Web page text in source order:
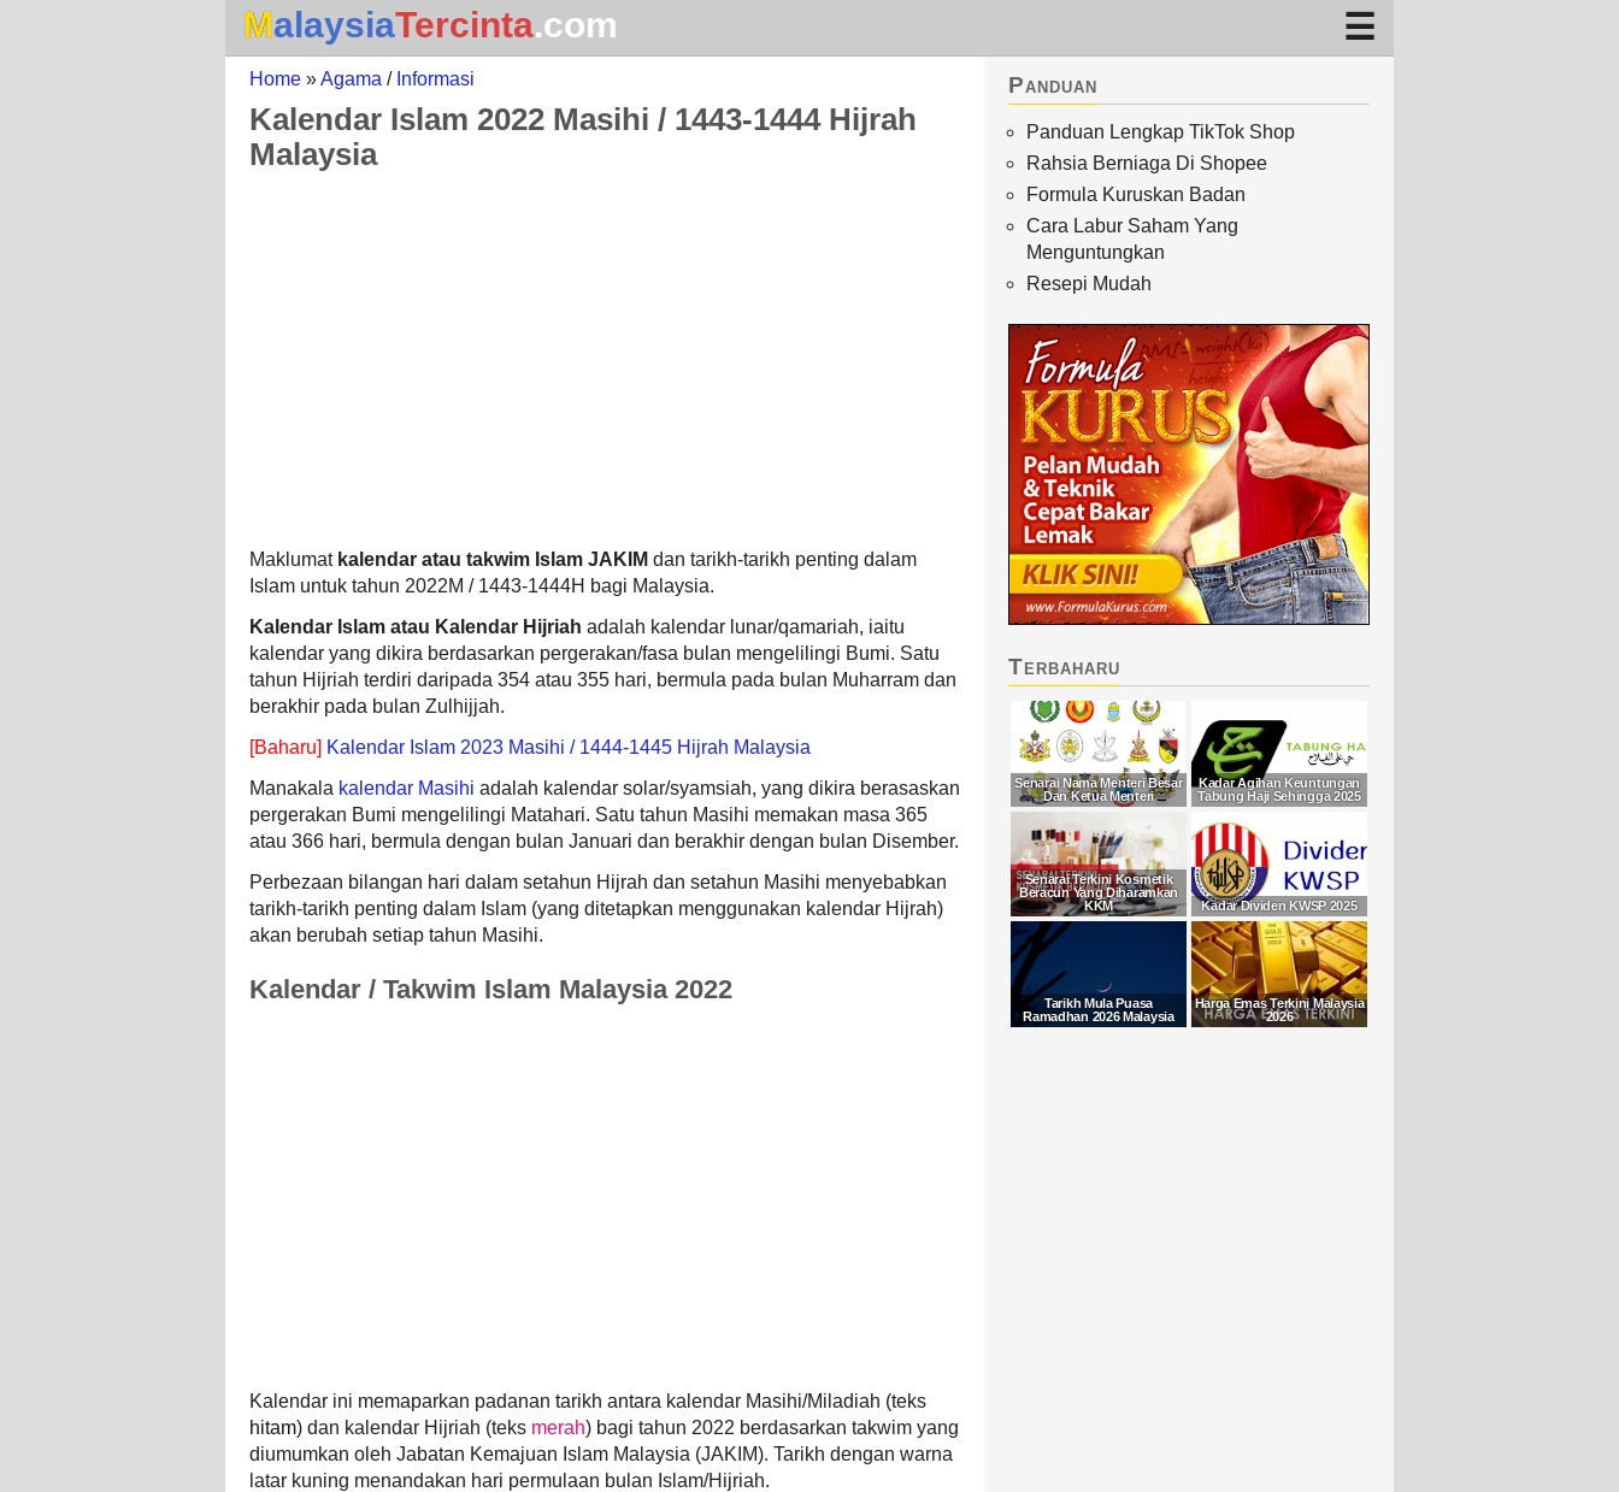
MalaysiaTercinta.com
Home »Agama / Informasi
Kalendar Islam 2022 Masihi / 1443-1444 Hijrah
Malaysia
Maklumat kalendar atau takwim Islam JAKIM dan tarikh-tarikh penting dalam
Islam untuk tahun 2022M / 1443-1444H bagi Malaysia.
Kalendar Islam atau Kalendar Hijriah adalah kalendar lunar/qamariah, iaitu
kalendar yang dikira berdasarkan pergerakan/fasa bulan mengelilingi Bumi. Satu
tahun Hijriah terdiri daripada 354 atau 355 hari, bermula pada bulan Muharram dan
berakhir pada bulan Zulhijjah.
[Baharu] Kalendar Islam 2023 Masihi / 1444-1445 Hijrah Malaysia
Manakala kalendar Masihi adalah kalendar solar/syamsiah, yang dikira berasaskan
pergerakan Bumi mengelilingi Matahari. Satu tahun Masihi memakan masa 365
atau 366 hari, bermula dengan bulan Januari dan berakhir dengan bulan Disember.
Perbezaan bilangan hari dalam setahun Hijrah dan setahun Masihi menyebabkan
tarikh-tarikh penting dalam Islam (yang ditetapkan menggunakan kalendar Hijrah)
akan berubah setiap tahun Masihi.
Kalendar / Takwim Islam Malaysia 2022
Kalendar ini memaparkan padanan tarikh antara kalendar Masihi/Miladiah (teks
hitam) dan kalendar Hijriah (teks merah) bagi tahun 2022 berdasarkan takwim yang
diumumkan oleh Jabatan Kemajuan Islam Malaysia (JAKIM). Tarikh dengan warna
latar kuning menandakan hari permulaan bulan Islam/Hijriah.
Panduan
Panduan Lengkap TikTok Shop
Rahsia Berniaga Di Shopee
Formula Kuruskan Badan
Cara Labur Saham Yang
Menguntungkan
Resepi Mudah
Terbaharu
Senarai Nama Menteri Besar
Dan Ketua Menteri
Kadar Agihan Keuntungan
Tabung Haji Sehingga 2025
Senarai Terkini Kosmetik
Beracun Yang Diharamkan
KKM
Kadar Dividen KWSP 2025
Tarikh Mula Puasa
Ramadhan 2026 Malaysia
Harga Emas Terkini Malaysia
2026